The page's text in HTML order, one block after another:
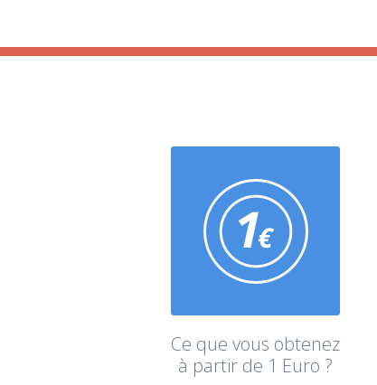
Ce que vous obtenez
à partir de 1 Euro ?